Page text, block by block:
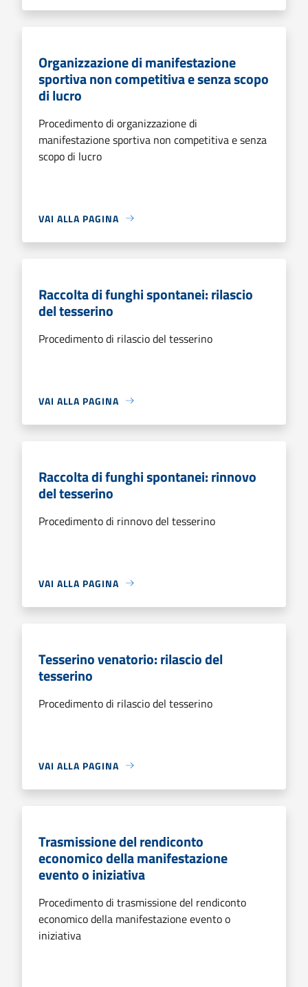
Organizzazione di manifestazione
sportiva non competitiva e senza scopo
di lucro
Procedimento di organizzazione di
manifestazione sportiva non competitiva e senza
scopo di lucro
VAI ALLA PAGINA
Raccolta di funghi spontanei: rilascio
del tesserino
Procedimento di rilascio del tesserino
VAI ALLA PAGINA
Raccolta di funghi spontanei: rinnovo
del tesserino
Procedimento di rinnovo del tesserino
VAI ALLA PAGINA
Tesserino venatorio: rilascio del
tesserino
Procedimento di rilascio del tesserino
VAI ALLA PAGINA
Trasmissione del rendiconto
economico della manifestazione
evento o iniziativa
Procedimento di trasmissione del rendiconto
economico della manifestazione evento o
iniziativa